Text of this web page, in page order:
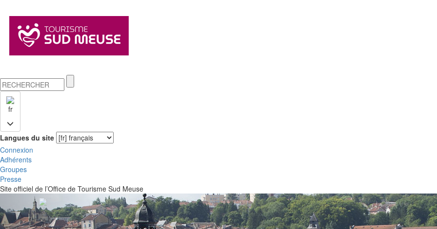
fr
Langues du site
Connexion
Adhérents
Groupes
Presse
Site officiel de l’Office de Tourisme Sud Meuse
Previous